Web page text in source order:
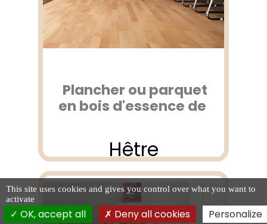
Plancher ou parquet
en bois d'essence de
Hêtre
This site uses cookies and gives you control over what you want to
activate
OK, accept all Deny all cookies Personalize